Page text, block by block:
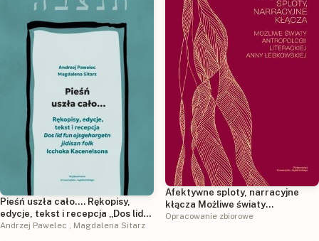
Pieśń uszła cało…. Rękopisy,
edycje, tekst i recepcja „Dos lid
fun ojsgehargetn jidiszn folk”
Andrzej Pawelec , Magdalena Sitarz
Afektywne sploty, narracyjne
kłącza Możliwe światy
antropologii literackiej Anny
Opracowanie zbiorowe